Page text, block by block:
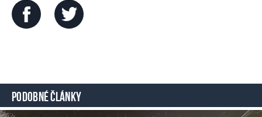
PODOBNÉ ČLÁNKY